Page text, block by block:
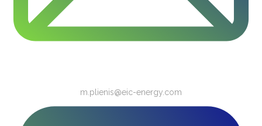
m.plienis@eic-energy.com